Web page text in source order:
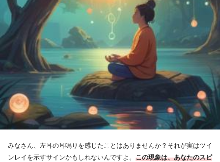
みなさん、左耳の耳鳴りを感じたことはありませんか？それが実はツイ
ンレイを示すサインかもしれないんですよ。 この現象は、あなたのスピ